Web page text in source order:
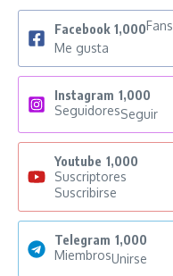
Facebook 1,000Fans
Me gusta
Instagram 1,000
SeguidoresSeguir
Youtube 1,000
Suscriptores
Suscribirse
Telegram 1,000
MiembrosUnirse